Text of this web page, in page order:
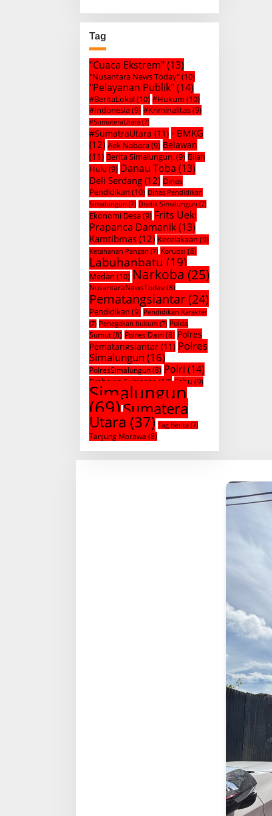
Tag
"Cuaca Ekstrem"(13)
"Nusantara News Today"(10)
"Pelayanan Publik"(14)
#BeritaLokal(10) #Hukum (10)
#Indonesia(9) #Kriminalitas(9)
#SumateraUtara (7)
#SumatraUtara (11) - BMKG
(12) Aek Nabara(9) Belawan
(11) Berita Simalungun.(9) Bilah
Hulu (9) Danau Toba (13)
Deli Serdang (12) Dinas
Pendidikan (10) Dinas Pendidikan
Simalungun (7) Disdik Simalungun (7)
Ekonomi Desa(9) Frits Ueki
Prapanca Damanik(13)
Kamtibmas (12) Kecelakaan (9)
Ketahanan Pangan (7) Korupsi (8)
Labuhanbatu (19)
Medan (10) Narkoba (25)
NusantaraNewsToday (8)
Pematangsiantar(24)
Pendidikan (9) Pendidikan Karakter
(7) Penegakan hukum (7) Polda
Sumut (8) Polres Dairi (8) Polres
Pematangsiantar (11) Polres
Simalungun (16)
PolresSimalungun (8) Polri (14)
Prabowo Subianto (10) Sabu (9)
Simalungun
(69)Sumatera
Utara (37) Tag Berita (7)
Tanjung Morawa (8)